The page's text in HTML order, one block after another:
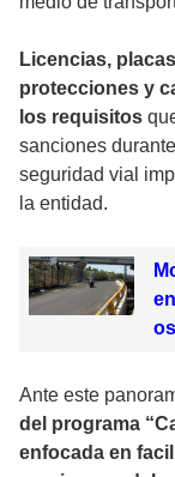
Licencias,
protecciones y
los requisitos
sanciones
seguridad vial
la entidad.
Ante este
del programa
enfocada en